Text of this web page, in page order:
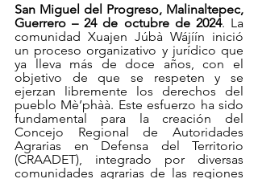
San Miguel del Progreso, Malinaltepec,
Guerrero – 24 de octubre de 2024. La
comunidad Xuajen Júbà Wájíín inició
un proceso organizativo y jurídico que
ya lleva más de doce años, con el
objetivo de que se respeten y se
ejerzan libremente los derechos del
pueblo Mè’phàà. Este esfuerzo ha sido
fundamental para la creación del
Concejo Regional de Autoridades
Agrarias en Defensa del Territorio
(CRAADET), integrado por diversas
comunidades agrarias de las regiones